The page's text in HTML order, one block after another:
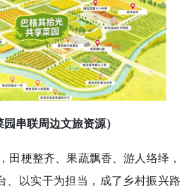
园串联周边文旅资源）
田梗整齐、果蔬飘香、游人络绎，
、以实干为担当，成了乡村振兴路